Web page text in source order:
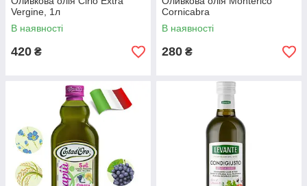
Vergine, 1л
В наявності
420 ₴
Cornicabra
В наявності
280 ₴